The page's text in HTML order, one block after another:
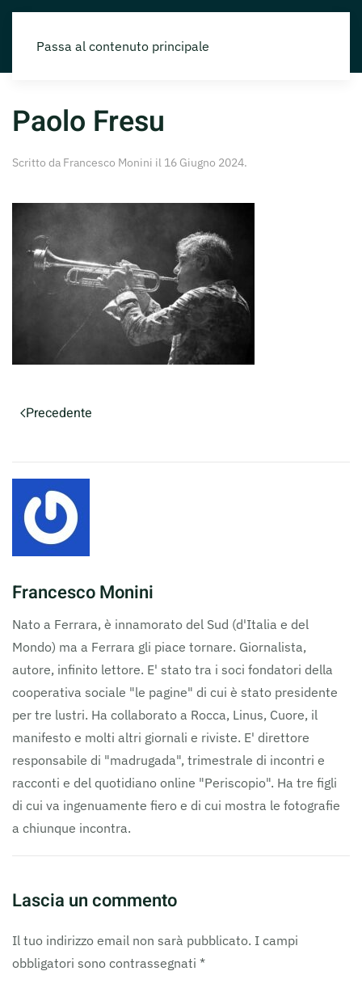
Passa al contenuto principale
Paolo Fresu
Scritto da Francesco Monini il 16 Giugno 2024.
Precedente
Francesco Monini
Nato a Ferrara, è innamorato del Sud (d'Italia e del
Mondo) ma a Ferrara gli piace tornare. Giornalista,
autore, infinito lettore. E' stato tra i soci fondatori della
cooperativa sociale "le pagine" di cui è stato presidente
per tre lustri. Ha collaborato a Rocca, Linus, Cuore, il
manifesto e molti altri giornali e riviste. E' direttore
responsabile di "madrugada", trimestrale di incontri e
racconti e del quotidiano online "Periscopio". Ha tre figli
di cui va ingenuamente fiero e di cui mostra le fotografie
a chiunque incontra.
Lascia un commento
Il tuo indirizzo email non sarà pubblicato. I campi
obbligatori sono contrassegnati *